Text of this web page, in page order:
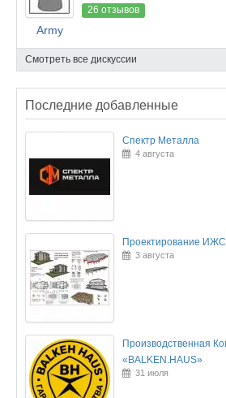
Army
26 отзывов
Смотреть все дискуссии
Последние добавленные
Спектр Металла
4 августа
Проектирование ИЖС
3 августа
Производственная
«BALKEN.HAUS»
31 июля